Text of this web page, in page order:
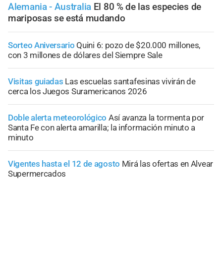
Alemania - Australia El 80 % de las especies de
mariposas se está mudando
Sorteo Aniversario Quini 6: pozo de $20.000 millones,
con 3 millones de dólares del Siempre Sale
Visitas guiadas Las escuelas santafesinas vivirán de
cerca los Juegos Suramericanos 2026
Doble alerta meteorológico Así avanza la tormenta por
Santa Fe con alerta amarilla; la información minuto a
minuto
Vigentes hasta el 12 de agosto Mirá las ofertas en Alvear
Supermercados